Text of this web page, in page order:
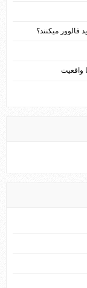
فالوور می­کنند؟
واقعیت